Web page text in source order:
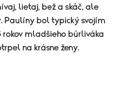
lietaj, bež a skáč, ale
Paulíny bol typický svojím
mladšieho búrliváka
na krásne ženy.